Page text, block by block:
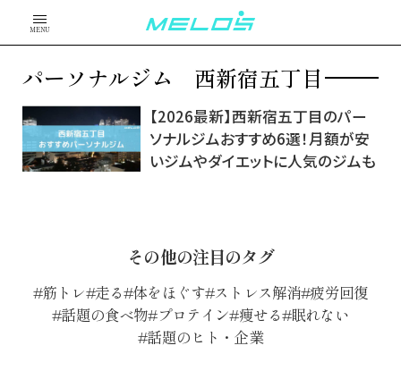
MENU
パーソナルジム 西新宿五丁目
【2026最新】西新宿五丁目のパー
ソナルジムおすすめ6選！月額が安
いジムやダイエットに人気のジムも
その他の注目のタグ
筋トレ 走る 体をほぐす ストレス解消 疲労回復
話題の食べ物 プロテイン 痩せる 眠れない
話題のヒト・企業